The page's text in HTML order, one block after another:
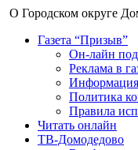
О Городском округе
Газета “Призыв”
Он-лайн
Реклама в
Информация
Политика
Правила
Читать онлайн
ТВ-Домодедово